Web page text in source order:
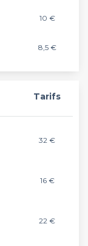
10 €
8,5 €
Tarifs
32 €
16 €
22 €